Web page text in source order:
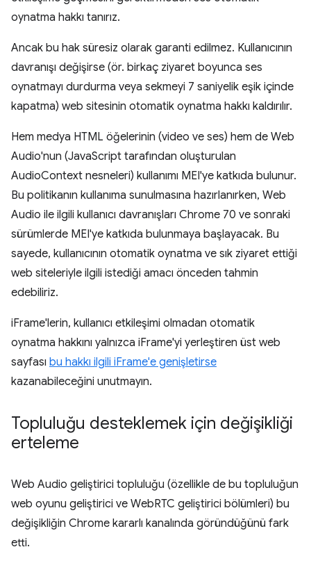
oynatma hakkı tanırız.
Ancak bu hak süresiz olarak garanti edilmez. Kullanıcının
davranışı değişirse (ör. birkaç ziyaret boyunca ses
oynatmayı durdurma veya sekmeyi 7 saniyelik eşik içinde
kapatma) web sitesinin otomatik oynatma hakkı kaldırılır.
Hem medya HTML öğelerinin (video ve ses) hem de Web
Audio'nun (JavaScript tarafından oluşturulan
AudioContext nesneleri) kullanımı MEI'ye katkıda bulunur.
Bu politikanın kullanıma sunulmasına hazırlanırken, Web
Audio ile ilgili kullanıcı davranışları Chrome 70 ve sonraki
sürümlerde MEI'ye katkıda bulunmaya başlayacak. Bu
sayede, kullanıcının otomatik oynatma ve sık ziyaret ettiği
web siteleriyle ilgili istediği amacı önceden tahmin
edebiliriz.
iFrame'lerin, kullanıcı etkileşimi olmadan otomatik
oynatma hakkını yalnızca iFrame'yi yerleştiren üst web
sayfası bu hakkı ilgili iFrame'e genişletirse
kazanabileceğini unutmayın.
Topluluğu desteklemek için değişikliği
erteleme
Web Audio geliştirici topluluğu (özellikle de bu topluluğun
web oyunu geliştirici ve WebRTC geliştirici bölümleri) bu
değişikliğin Chrome kararlı kanalında göründüğünü fark
etti.